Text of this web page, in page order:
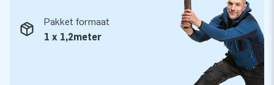
Pakket formaat
1 x 1,2meter